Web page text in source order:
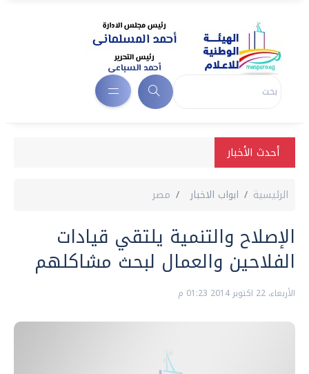
أحدث الأخبار
الرئيسية ابواب الاخبار مصر
الإصلاح والتنمية يلتقي قيادات
الفلاحين والعمال لبحث مشاكلهم
الأربعاء، 22 اكتوبر 2014 01:23 م